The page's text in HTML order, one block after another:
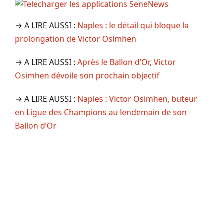
→ A LIRE AUSSI : Naples : le détail qui bloque la
prolongation de Victor Osimhen
→ A LIRE AUSSI : Après le Ballon d’Or, Victor
Osimhen dévoile son prochain objectif
→ A LIRE AUSSI : Naples : Victor Osimhen, buteur
en Ligue des Champions au lendemain de son
Ballon d’Or